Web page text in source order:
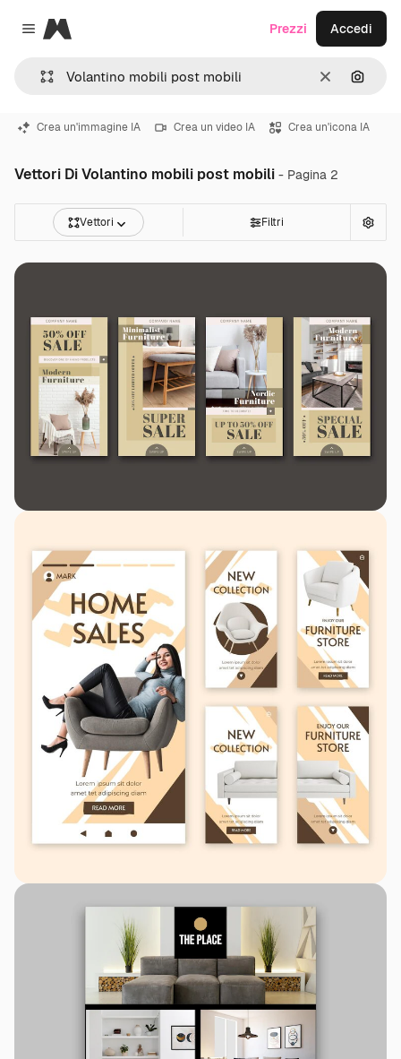
Close menu
Magnific
CancellaCerca
Prezzi Accedi
Crea un'immagine IA Crea un video IA Crea un'icona IA
Vettori Di Volantino mobili post mobili - Pagina 2
Vettori Filtri